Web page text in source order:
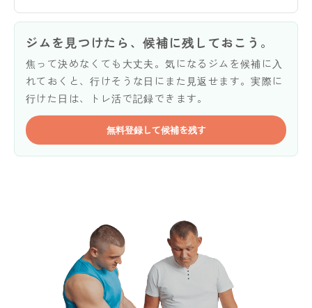
ジムを見つけたら、候補に残しておこう。
焦って決めなくても大丈夫。気になるジムを候補に入
れておくと、行けそうな日にまた見返せます。実際に
行けた日は、トレ活で記録できます。
無料登録して候補を残す